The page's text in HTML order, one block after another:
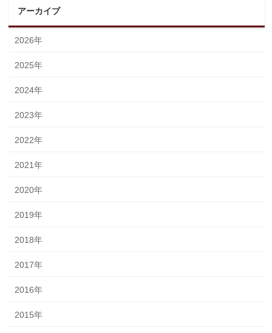
アーカイブ
2026年
2025年
2024年
2023年
2022年
2021年
2020年
2019年
2018年
2017年
2016年
2015年